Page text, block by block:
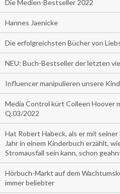
Die Medien-Bestseller 2022
Hannes Jaenicke
Die erfolgreichsten Bücher von
NEU: Buch-Bestseller der letzten
Influencer manipulieren unsere
Media Control kürt Colleen Hoover
Q.03/2022
Hat Robert Habeck, als er mit
Jahr in einem Kinderbuch erzählt,
Stromausfall sein kann, schon
Hörbuch-Markt auf dem
immer beliebter